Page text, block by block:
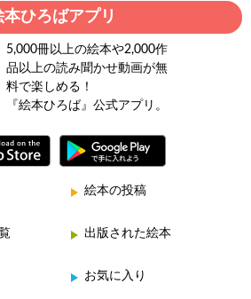
本ひろばアプリ
5,000冊以上の絵本や2,000作
品以上の読み聞かせ動画が無
料で楽しめる！
『絵本ひろば』公式アプリ。
絵本の投稿
出版された絵本
お気に入り